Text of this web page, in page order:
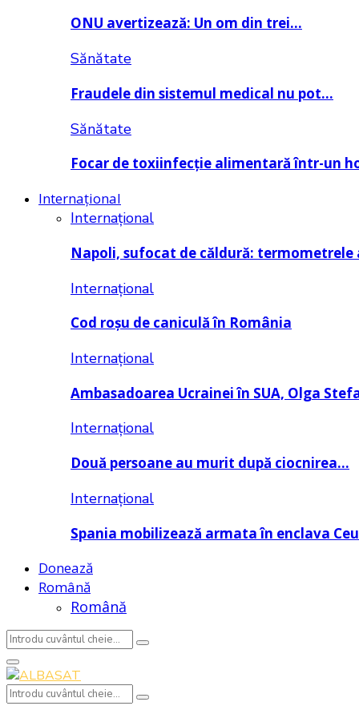
ONU avertizează: Un om din trei…
Sănătate
Fraudele din sistemul medical nu pot…
Sănătate
Focar de toxiinfecție alimentară într-un
Internațional
Internațional
Napoli, sufocat de căldură: termometrele
Internațional
Cod roșu de caniculă în România
Internațional
Ambasadoarea Ucrainei în SUA, Olga
Internațional
Două persoane au murit după ciocnirea…
Internațional
Spania mobilizează armata în enclava
Donează
Română
Română
Search
for:
Search
Primary
Menu
Search
Search